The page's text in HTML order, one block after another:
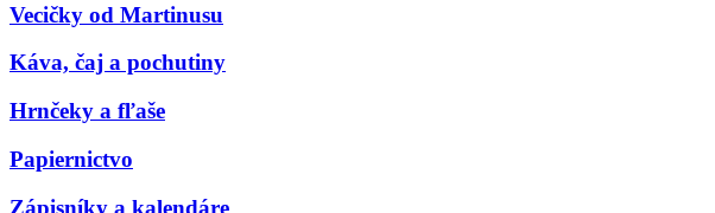
Vecičky od Martinusu
Káva, čaj a pochutiny
Hrnčeky a fľaše
Papiernictvo
Zápisníky a kalendáre